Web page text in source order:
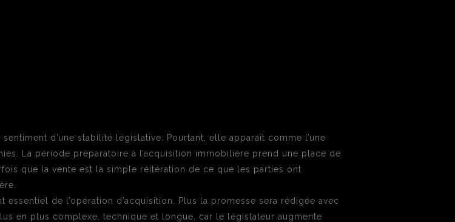
d’une stabilité législative. Pourtant, elle apparaît comme l’une
La période préparatoire à l’acquisition immobilière prend une place de
que la vente est la simple réitération de ce que les parties ont
de l’opération d’acquisition. Plus la promesse sera rédigée avec
en plus complexe, technique et longue, car le législateur augmente